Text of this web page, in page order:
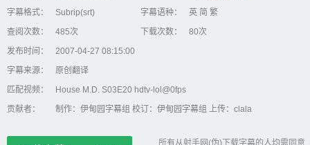
字幕格式：
Subrip(srt) 字幕语种：
英 简 繁
查阅次数：
485次 下载次数：
80次
发布时间：
2007-04-27 08:15:00
字幕来源：
原创翻译
匹配视频：
House M.D. S03E20 hdtv-lol@0fps
贡献者：
制作：伊甸园字幕组 校订：伊甸园字幕组 上传：clala
所有从射手网(伪)下载字幕的人均需同意